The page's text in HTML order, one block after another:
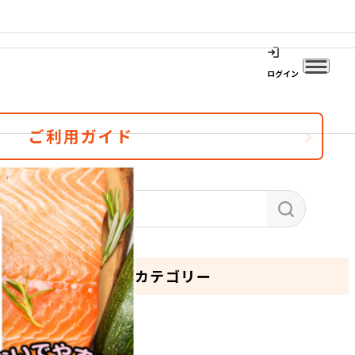
ログイン
ご利用ガイド
カテゴリー